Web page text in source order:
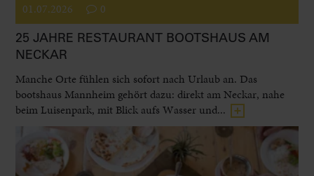
01.07.2026 0
25 JAHRE RESTAURANT BOOTSHAUS AM
NECKAR
Manche Orte fühlen sich sofort nach Urlaub an. Das
bootshaus Mannheim gehört dazu: direkt am Neckar, nahe
beim Luisenpark, mit Blick aufs Wasser und...